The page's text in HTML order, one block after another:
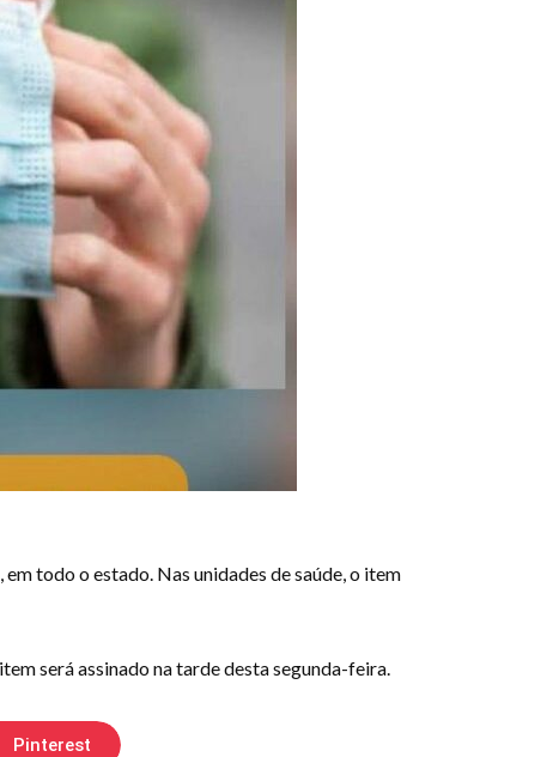
todo o estado. Nas unidades de saúde, o item
será assinado na tarde desta segunda-feira.
Pinterest